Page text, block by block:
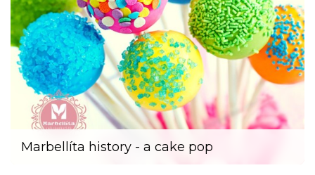
Marbellíta history - a cake pop